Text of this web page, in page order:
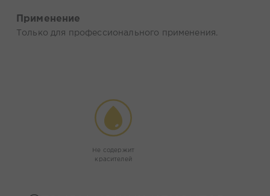
действие. При регулярном применении
разглаживает уже имеющиеся. В нём
Применение
Только для профессионального применения.
Не содержит
красителей